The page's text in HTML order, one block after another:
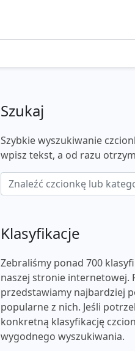
Szukaj
Szybkie wyszukiwanie
wpisz tekst, a od razu
Klasyfikacje
Zebraliśmy ponad 700
naszej stronie internetowej.
przedstawiamy najbardziej
popularne z nich. Jeśli
konkretną klasyfikację
wygodnego wyszukiwania.